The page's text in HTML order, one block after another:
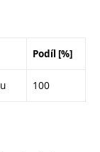
Podíl [%]
100